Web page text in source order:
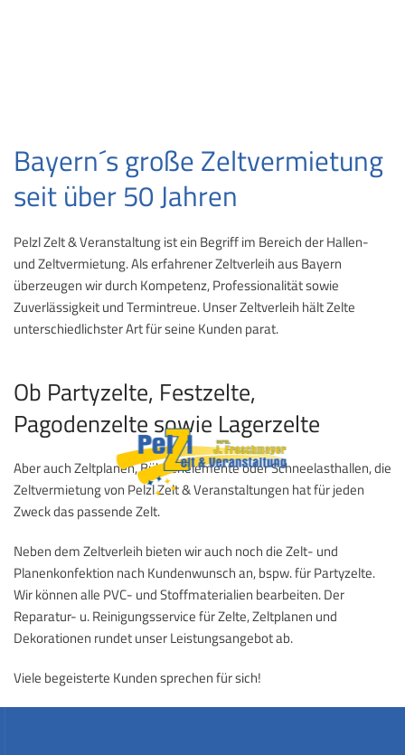
Bayern´s große Zeltvermietung
seit über 50 Jahren
Pelzl Zelt & Veranstaltung ist ein Begriff im Bereich der Hallen-
und Zeltvermietung. Als erfahrener Zeltverleih aus Bayern
überzeugen wir durch Kompetenz, Professionalität sowie
Zuverlässigkeit und Termintreue. Unser Zeltverleih hält Zelte
unterschiedlichster Art für seine Kunden parat.
Ob Partyzelte, Festzelte,
Pagodenzelte sowie Lagerzelte
Aber auch Zeltplanen, Bühnenelemente oder Schneelasthallen, die
Zeltvermietung von Pelzl Zelt & Veranstaltungen hat für jeden
Zweck das passende Zelt.
Neben dem Zeltverleih bieten wir auch noch die Zelt- und
Planenkonfektion nach Kundenwunsch an, bspw. für Partyzelte.
Wir können alle PVC- und Stoffmaterialien bearbeiten. Der
Reparatur- u. Reinigungsservice für Zelte, Zeltplanen und
Dekorationen rundet unser Leistungsangebot ab.
Viele begeisterte Kunden sprechen für sich!